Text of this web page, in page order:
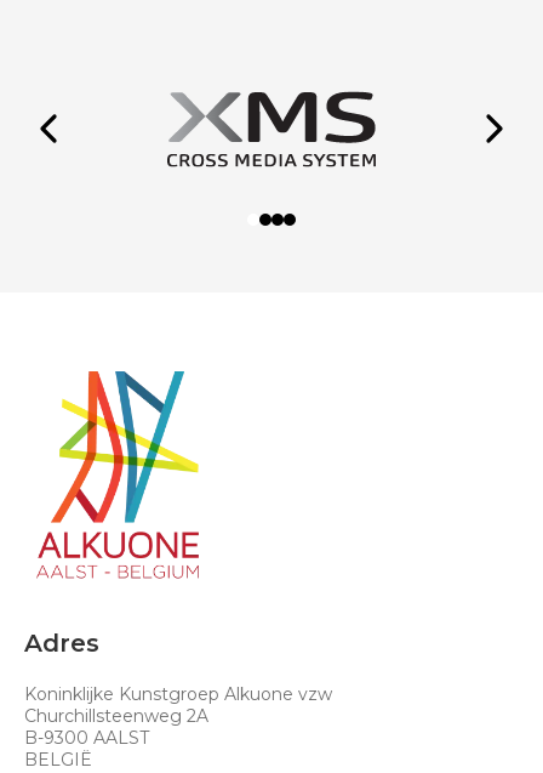
Adres
Koninklijke Kunstgroep Alkuone vzw
Churchillsteenweg 2A
B-9300 AALST
BELGIË